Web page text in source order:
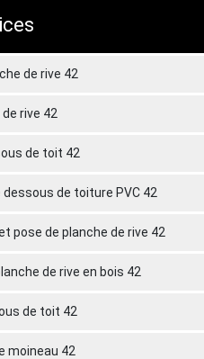
de rive 42
rive 42
de toit 42
dessous de toiture PVC 42
pose de planche de rive 42
de rive en bois 42
de toit 42
moineau 42